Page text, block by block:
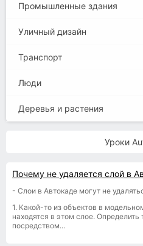
Промышленные здания
Уличный дизайн
Транспорт
Люди
Деревья и растения
Уроки
Почему не удаляется слой в
- Слои в Автокаде могут не
1. Какой-то из объектов в
находятся в этом слое. Определить
посредством...